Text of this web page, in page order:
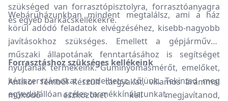
szükséged van forrasztópisztolyra, forrasztóanyagra
és egyéb barkácskellékekre.
Webáruházunkban mindent megtalálsz, ami a ház
körül adódó feladatok elvégzéséhez, kisebb-nagyobb
javításokhoz szükséges. Emellett a gépjárművek
műszaki állapotának fenntartásához is segítséget
nyújtanak termékeink. Guminyomásmérőt, emelőket,
kéziszerszámokat rendelhetsz tőlünk. Tekintsd meg
egyedülállóan széles termékkínálatunkat.
Forrasztáshoz szükséges kellékeink
Amikor fémből készült tárgyakat, villamos árammal
működő eszközöket kell megjavítanod,